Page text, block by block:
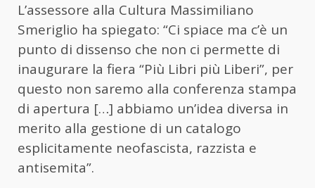
L’assessore alla Cultura Massimiliano
Smeriglio ha spiegato: “Ci spiace ma c’è un
punto di dissenso che non ci permette di
inaugurare la fiera “Più Libri più Liberi”, per
questo non saremo alla conferenza stampa
di apertura […] abbiamo un’idea diversa in
merito alla gestione di un catalogo
esplicitamente neofascista, razzista e
antisemita”.